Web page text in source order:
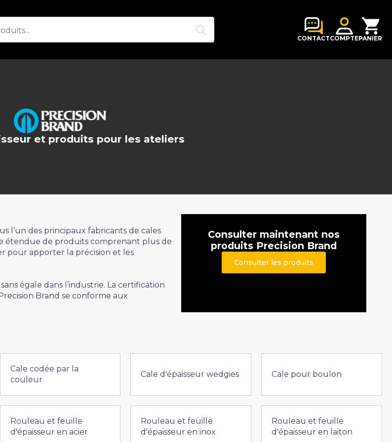
CONTACTCOMPTEPANIER
et produits pour les ateliers
l’un des principaux fabricants de cales
étendue de produits comprenant plus de
pour apporter la précision et les
égale dans l’industrie. La certification
Brand se conforme aux
Consulter maintenant nos
produits Precision Brand
Consulter les produits
Cale codée par la
couleur
Cale d'épaisseur wedgies Cale pour boulon
Rouleau et feuille
d'épaisseur en acier
Rouleau et feuille
d'épaisseur en inox
Rouleau et feuille
d'épaisseur en laiton